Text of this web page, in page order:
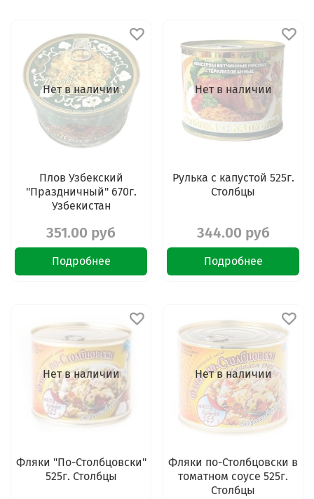
Нет в наличии
Плов Узбекский
"Праздничный" 670г.
Узбекистан
351.00 руб
Подробнее
Нет в наличии
Рулька с капустой 525г.
Столбцы
344.00 руб
Подробнее
Нет в наличии
Фляки "По-Столбцовски"
525г. Столбцы
Нет в наличии
Фляки по-Столбцовски в
томатном соусе 525г.
Столбцы